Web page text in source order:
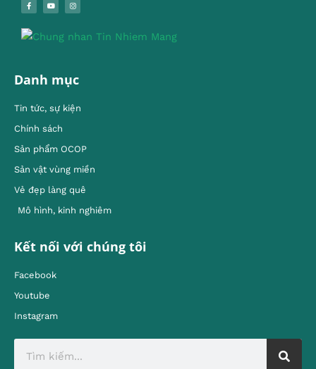
Danh mục
Tin tức, sự kiện
Chính sách
Sản phẩm OCOP
Sản vật vùng miền
Vẻ đẹp làng quê
Mô hình, kinh nghiêm
Kết nối với chúng tôi
Facebook
Youtube
Instagram